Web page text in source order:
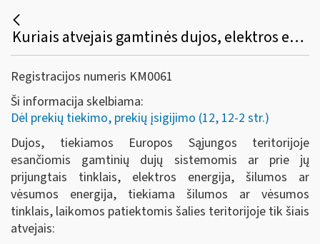
Kuriais atvejais gamtinės dujos, elektros energija, šilumos ir vėsumos energija laikoma patiekta Lietuvoje?
Registracijos numeris KM0061
Ši informacija skelbiama:
Dėl prekių tiekimo, prekių įsigijimo (12, 12-2 str.)
Dujos, tiekiamos Europos Sąjungos teritorijoje
esančiomis gamtinių dujų sistemomis ar prie jų
prijungtais tinklais, elektros energija, šilumos ar
vėsumos energija, tiekiama šilumos ar vėsumos
tinklais, laikomos patiektomis šalies teritorijoje tik šiais
atvejais: